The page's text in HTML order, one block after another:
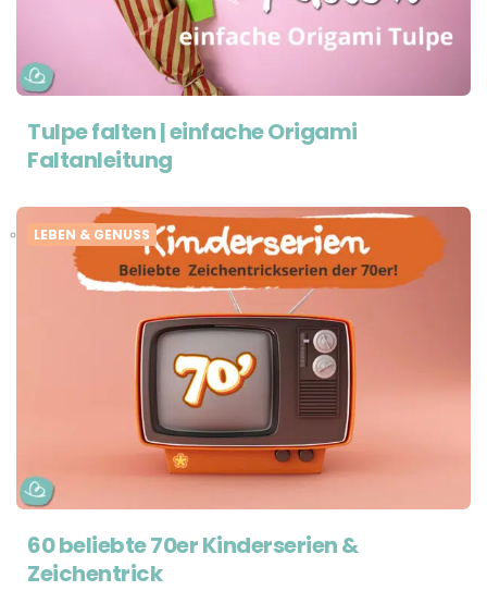
Tulpe falten | einfache Origami
Faltanleitung
LEBEN & GENUSS
60 beliebte 70er Kinderserien &
Zeichentrick